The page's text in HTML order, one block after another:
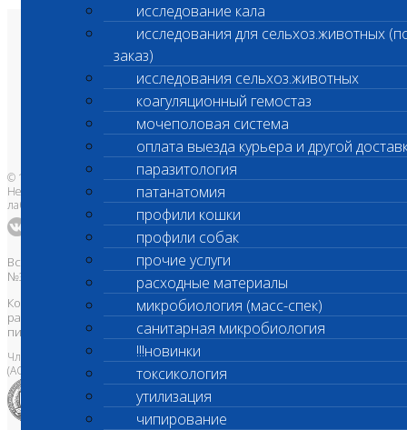
исследование кала
исследования для сельхоз.животных
заказ)
исследования сельхоз.животных
коагуляционный гемостаз
мочеполовая система
оплата выезда курьера и другой
паразитология
патанатомия
профили кошки
профили собак
прочие услуги
расходные материалы
микробиология (масс-спек)
санитарная микробиология
!!!новинки
токсикология
утилизация
чипирование
О лаборатории
Анализы и цены
Ветеринарные центры
Владельцам
Врачам и клиникам
Бланки лаборатории
Банк донорской крови
Адреса лабораторий
© 1996-2026
Независимая ветеринарная
лаборатория Шанс Био
Все права защищены и охраняются законом. Товарный знак
№395740 от 2008 г. ООО "ШАНС БИО"
Копирование, тиражирование, а также использование материалов,
размещенных на сайтеwww.vetlab.ruвозможно только с
письменного разрешения Правообладателя
Член Национальной ветеринарной палаты
(АСРО НВП)